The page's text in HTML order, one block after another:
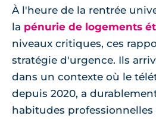
À l'heure de la rentrée
la pénurie de logements
niveaux critiques, ces
stratégie d'urgence. Ils
dans un contexte où le
depuis 2020, a
habitudes professionnelles